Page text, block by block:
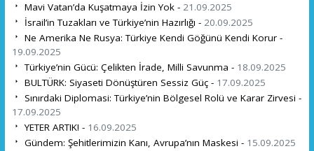
Mavi Vatan’da Kuşatmaya İzin Yok - 21.09.2025
İsrail’in Tuzakları ve Türkiye’nin Hazırlığı - 20.09.2025
Ne Amerika Ne Rusya: Türkiye Kendi Göğünü Kendi Korur -
19.09.2025
Türkiye’nin Gücü: Çelikten İrade, Milli Savunma - 18.09.2025
BULTÜRK: Siyaseti Dönüştüren Sessiz Güç - 17.09.2025
Sınırdaki Diplomasi: Türkiye’nin Bölgesel Rolü ve Karar Zirvesi -
17.09.2025
YETER ARTIK! - 16.09.2025
Gündem: Şehitlerimizin Kanı, Avrupa’nın Maskesi - 15.09.2025